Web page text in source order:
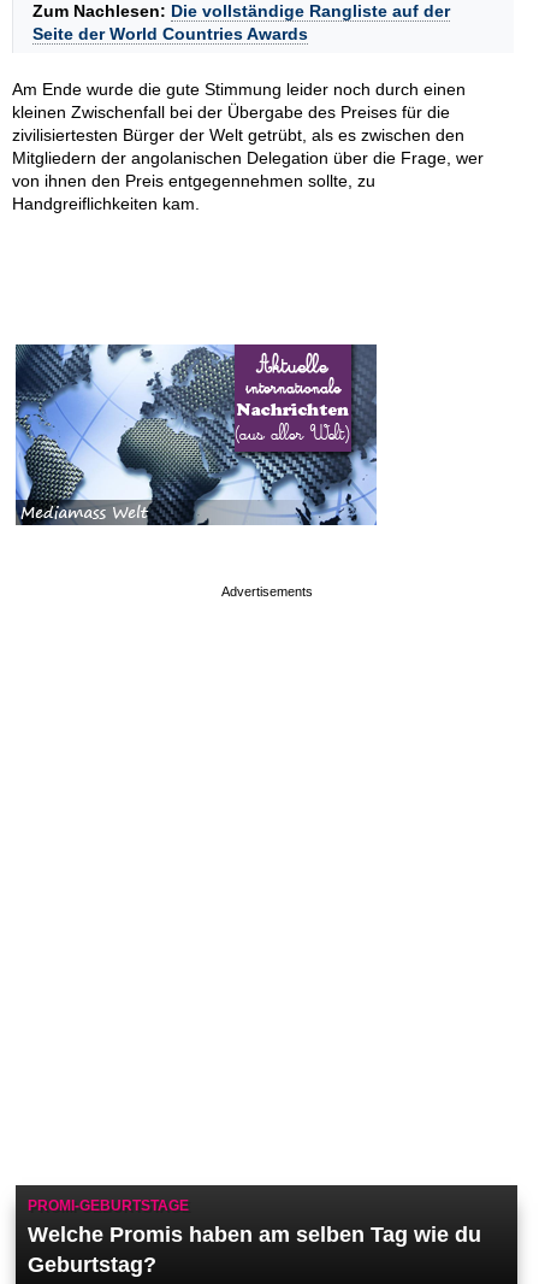
Zum Nachlesen: Die vollständige Rangliste auf der
Seite der World Countries Awards
Am Ende wurde die gute Stimmung leider noch durch einen
kleinen Zwischenfall bei der Übergabe des Preises für die
zivilisiertesten Bürger der Welt getrübt, als es zwischen den
Mitgliedern der angolanischen Delegation über die Frage, wer
von ihnen den Preis entgegennehmen sollte, zu
Handgreiflichkeiten kam.
PROMI-GEBURTSTAGE
Welche Promis haben am selben Tag wie du
Geburtstag?